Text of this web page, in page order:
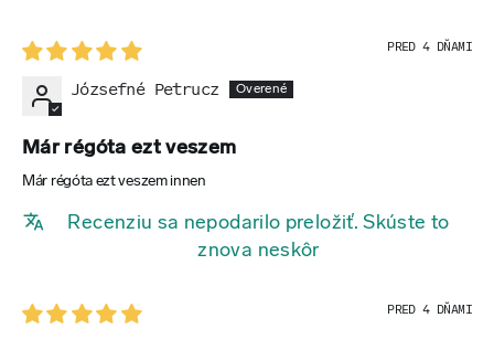
PRED 4 DŇAMI
Józsefné Petrucz
Már régóta ezt veszem
Már régóta ezt veszem innen
Recenziu sa nepodarilo preložiť. Skúste to
znova neskôr
PRED 4 DŇAMI